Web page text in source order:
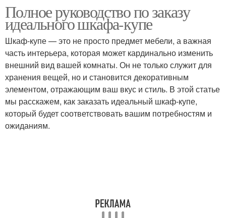
Полное руководство по заказу
идеального шкафа-купе
Шкаф-купе — это не просто предмет мебели, а важная
часть интерьера, которая может кардинально изменить
внешний вид вашей комнаты. Он не только служит для
хранения вещей, но и становится декоративным
элементом, отражающим ваш вкус и стиль. В этой статье
мы расскажем, как заказать идеальный шкаф-купе,
который будет соответствовать вашим потребностям и
ожиданиям.